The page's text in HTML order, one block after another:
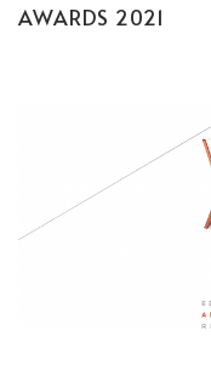
AWARDS 2021